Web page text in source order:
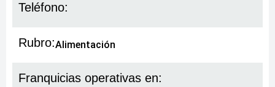
Teléfono:
Rubro:Alimentación
Franquicias operativas en: